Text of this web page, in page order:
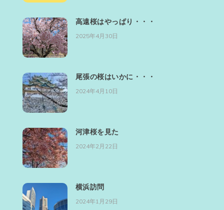
高遠桜はやっぱり・・・
2025年4月30日
尾張の桜はいかに・・・
2024年4月10日
河津桜を見た
2024年2月22日
横浜訪問
2024年1月29日